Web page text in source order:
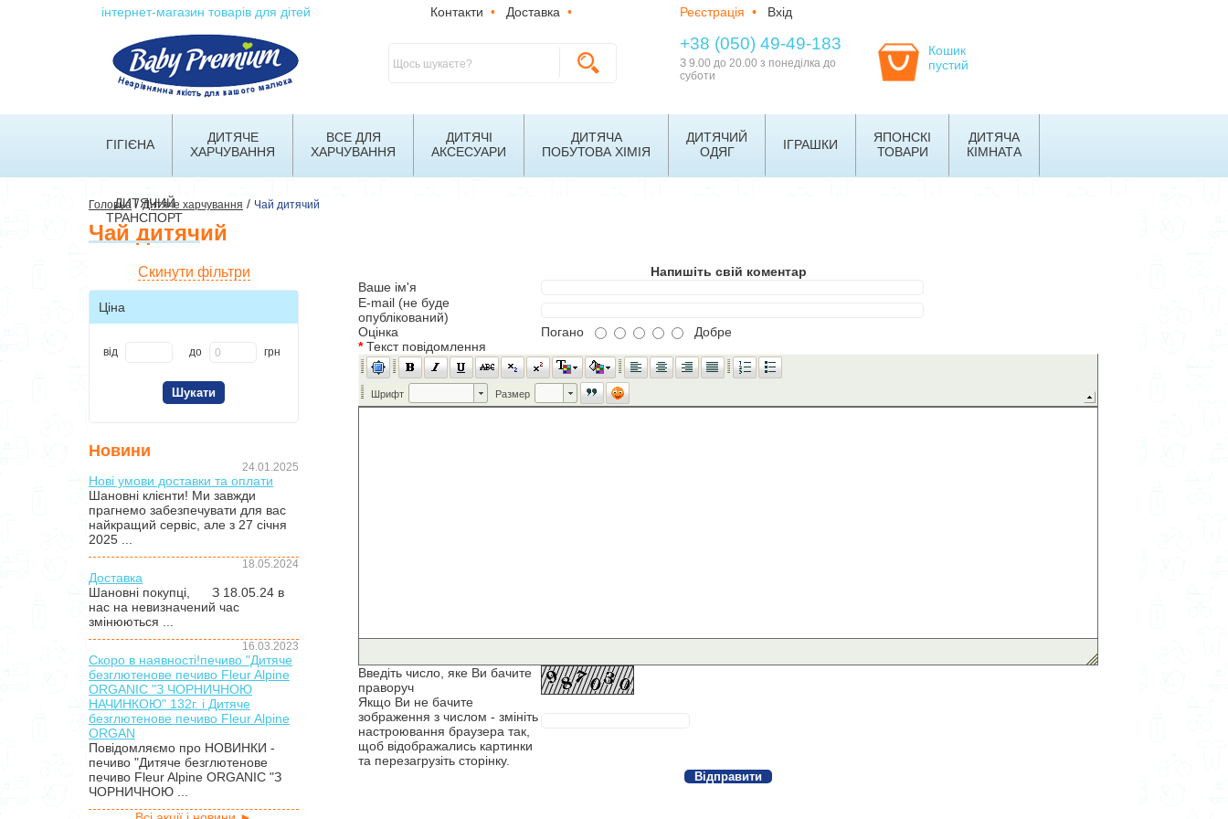
інтернет-магазин товарів для дітей Контакти • Доставка • Реєстрація • Вхід
+38 (050) 49-49-183
З 9.00 до 20.00 з понеділка до
суботи
Кошик
пустий
ГІГІЄНА
ДИТЯЧЕ
ХАРЧУВАННЯ
ВСЕ ДЛЯ
ХАРЧУВАННЯ
ДИТЯЧІ
АКСЕСУАРИ
ДИТЯЧА
ПОБУТОВА ХІМІЯ
ДИТЯЧИЙ
ОДЯГ
ІГРАШКИ
ЯПОНСКІ
ТОВАРИ
ДИТЯЧА
КІМНАТА
ДИТЯЧИЙ
ТРАНСПОРТ
Головна/Дитяче харчування / Чай дитячий
Чай дитячий
Скинути фільтри
Ціна
від до грн
Новини
24.01.2025
Нові умови доставки та оплати
Шановні клієнти! Ми завжди
прагнемо забезпечувати для вас
найкращий сервіс, але з 27 січня
2025 ...
18.05.2024
Доставка
Шановні покупці, З 18.05.24 в
нас на невизначений час
змінюються ...
16.03.2023
Скоро в наявності!печиво "Дитяче
безглютенове печиво Fleur Alpine
ORGANIC "З ЧОРНИЧНОЮ
НАЧИНКОЮ" 132г. і Дитяче
безглютенове печиво Fleur Alpine
ORGAN
Повідомляємо про НОВИНКИ -
печиво "Дитяче безглютенове
печиво Fleur Alpine ORGANIC "З
ЧОРНИЧНОЮ ...
Напишіть свій коментар
Ваше ім'я
E-mail (не буде
опублікований)
Оцінка
Погано
Добре
*Текст повідомлення
Шрифт Размер
Введіть число, яке Ви бачите
праворуч
Якщо Ви не бачите
зображення з числом - змініть
настроювання браузера так,
щоб відображались картинки
та перезагрузіть сторінку.